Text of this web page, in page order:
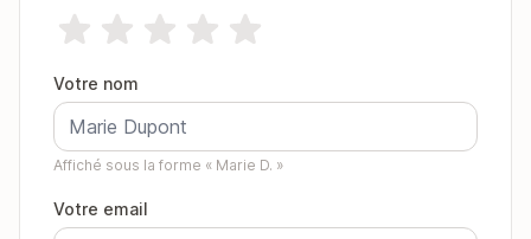
Votre nom
Affiché sous la forme « Marie D. »
Votre email